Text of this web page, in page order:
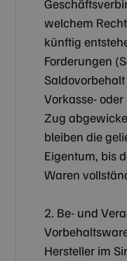
welchem
künftig
Forderungen
Vorkasse-
Zug
bleiben die
Eigentum, bis
Waren
2. Be- und
Hersteller im